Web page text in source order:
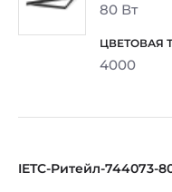
80 Вт
4000
IETC-Ритейл-744073-